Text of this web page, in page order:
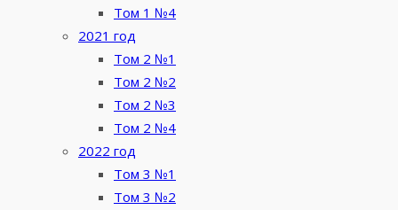
Том 1 №4
2021 год
Том 2 №1
Том 2 №2
Том 2 №3
Том 2 №4
2022 год
Том 3 №1
Том 3 №2